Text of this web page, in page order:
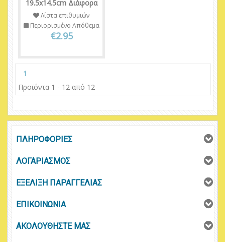
19.5x14.5cm Διάφορα
Λίστα επιθυμιών
Περιορισμένο Απόθεμα
€2.95
1
Προϊόντα 1 - 12 από 12
ΠΛΗΡΟΦΟΡΙΕΣ
ΛΟΓΑΡΙΑΣΜΟΣ
ΕΞΕΛΙΞΗ ΠΑΡΑΓΓΕΛΙΑΣ
ΕΠΙΚΟΙΝΩΝΙΑ
ΑΚΟΛΟΥΘΗΣΤΕ ΜΑΣ